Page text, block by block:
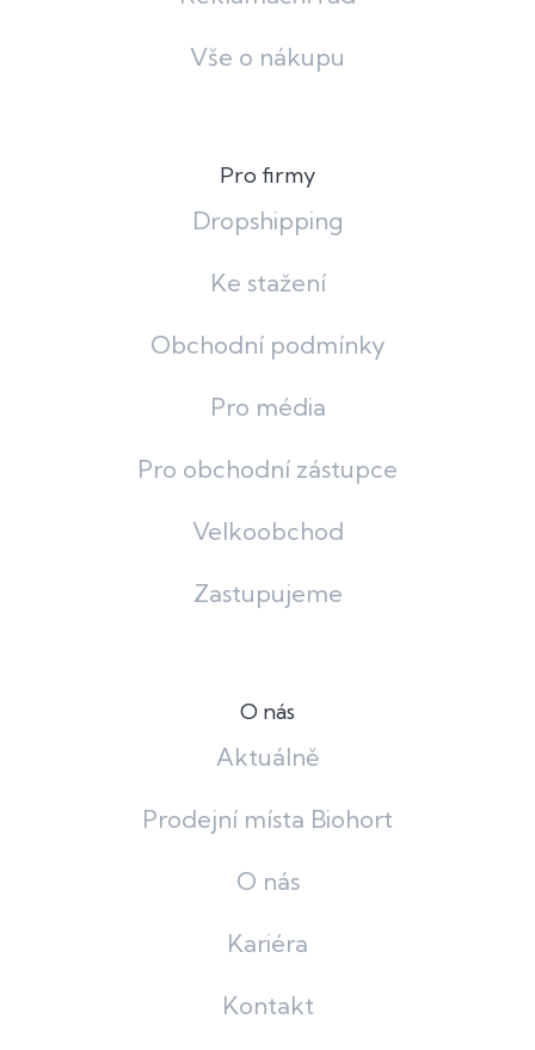
Vše o nákupu
Pro firmy
Dropshipping
Ke stažení
Obchodní podmínky
Pro média
Pro obchodní zástupce
Velkoobchod
Zastupujeme
O nás
Aktuálně
Prodejní místa Biohort
O nás
Kariéra
Kontakt